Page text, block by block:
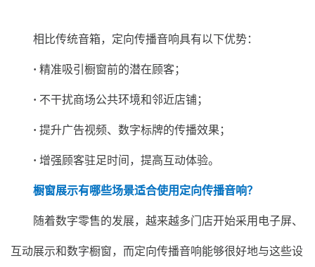
相比传统音箱，定向传播音响具有以下优势：
· 精准吸引橱窗前的潜在顾客；
· 不干扰商场公共环境和邻近店铺；
· 提升广告视频、数字标牌的传播效果；
· 增强顾客驻足时间，提高互动体验。
橱窗展示有哪些场景适合使用定向传播音响？
随着数字零售的发展，越来越多门店开始采用电子屏、
互动展示和数字橱窗，而定向传播音响能够很好地与这些设